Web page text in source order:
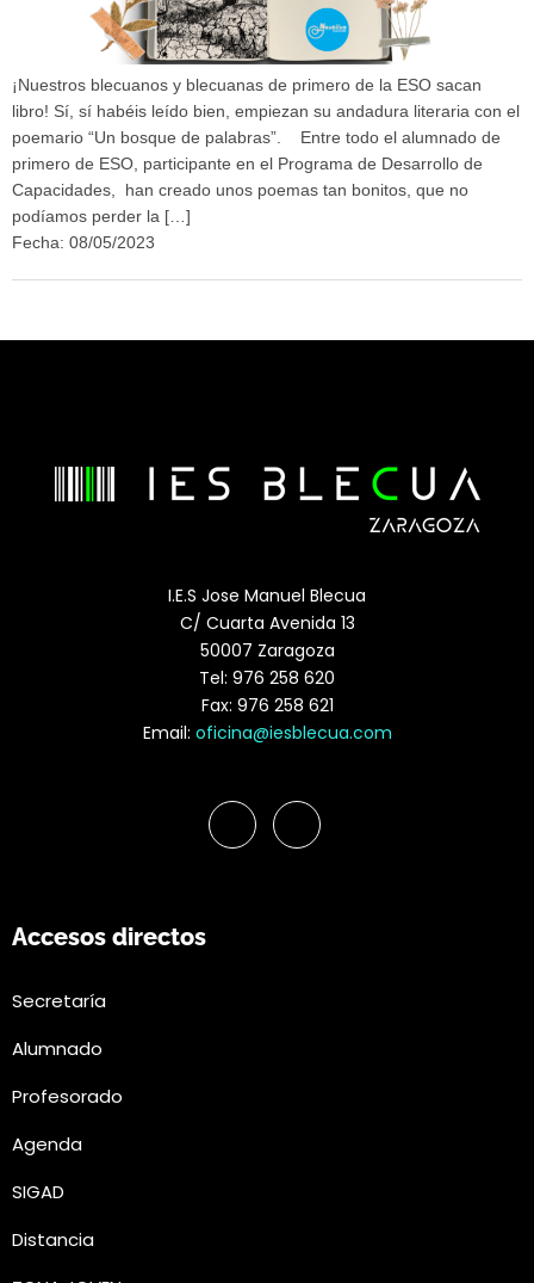
¡Nuestros blecuanos y blecuanas de primero de la ESO sacan
libro! Sí, sí habéis leído bien, empiezan su andadura literaria con el
poemario “Un bosque de palabras”. Entre todo el alumnado de
primero de ESO, participante en el Programa de Desarrollo de
Capacidades, han creado unos poemas tan bonitos, que no
podíamos perder la […]
Fecha: 08/05/2023
I.E.S Jose Manuel Blecua
C/ Cuarta Avenida 13
50007 Zaragoza
Tel: 976 258 620
Fax: 976 258 621
Email: oficina@iesblecua.com
Accesos directos
Secretaría
Alumnado
Profesorado
Agenda
SIGAD
Distancia